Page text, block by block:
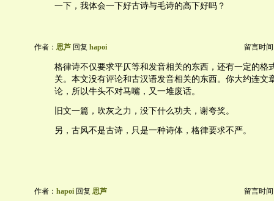
一下，我体会一下好古诗与毛诗的高下好吗？
作者： 思芦 回复 hapoi 留言时间
格律诗不仅要求平仄等和发音相关的东西，还有一定的格
关。本文没有评论和古汉语发音相关的东西。你大约连文
论，所以牛头不对马嘴，又一堆废话。
旧文一篇，吹灰之力，没下什么功夫，谢夸奖。
另，古风不是古诗，只是一种诗体，格律要求不严。
作者： hapoi 回复 思芦 留言时间